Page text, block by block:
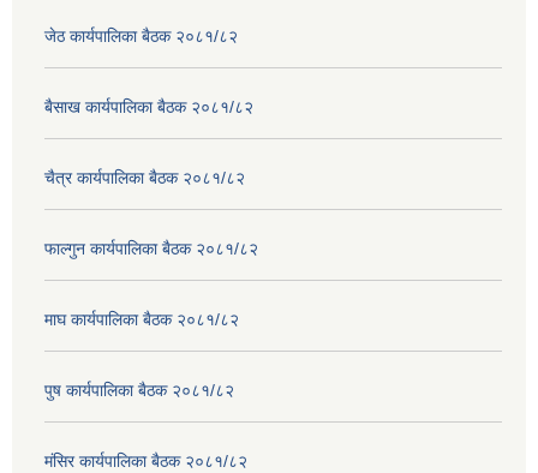
जेठ कार्यपालिका बैठक २०८१/८२
बैसाख कार्यपालिका बैठक २०८१/८२
चैत्र कार्यपालिका बैठक २०८१/८२
फाल्गुन कार्यपालिका बैठक २०८१/८२
माघ कार्यपालिका बैठक २०८१/८२
पुष कार्यपालिका बैठक २०८१/८२
मंसिर कार्यपालिका बैठक २०८१/८२